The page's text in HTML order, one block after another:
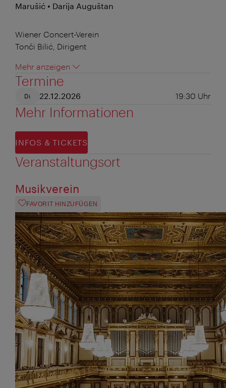
Marušić • Darija Auguštan
Wiener Concert-Verein
Tonči Bilić, Dirigent
Mehr anzeigen
Termine
Di 22.12.2026 19:30 Uhr
Mehr Informationen
INFOS & TICKETS
Veranstaltungsort
Musikverein
FAVORIT HINZUFÜGEN